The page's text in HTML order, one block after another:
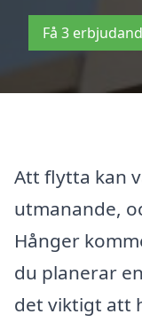
Få 3
Att flytta kan
utmanande,
Hånger
du planerar
det viktigt att